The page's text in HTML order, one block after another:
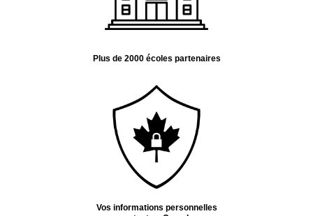
Plus de 2000 écoles partenaires
Vos informations personnelles